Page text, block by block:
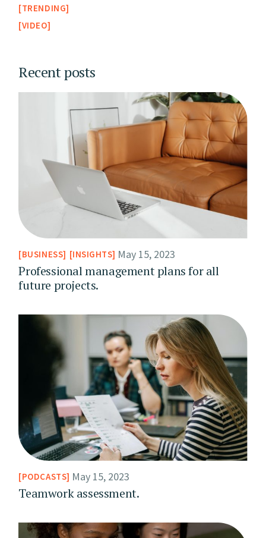
TRENDING
VIDEO
Recent posts
BUSINESS INSIGHTS May 15, 2023
Professional management plans for all
future projects.
PODCASTS May 15, 2023
Teamwork assessment.